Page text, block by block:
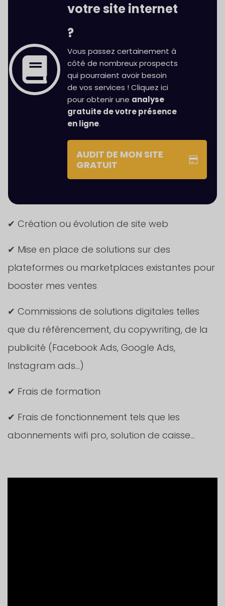
votre site internet
?
Vous passez certainement à
côté de nombreux prospects
qui pourraient avoir besoin
de vos services ! Cliquez ici
pour obtenir une analyse
gratuite de votre présence
en ligne.
AUDIT DE MON SITE
GRATUIT
✔ Création ou évolution de site web
✔ Mise en place de solutions sur des
plateformes ou marketplaces existantes pour
booster mes ventes
✔ Commissions de solutions digitales telles
que du référencement, du copywriting, de la
publicité (Facebook Ads, Google Ads,
Instagram ads…)
✔ Frais de formation
✔ Frais de fonctionnement tels que les
abonnements wifi pro, solution de caisse…